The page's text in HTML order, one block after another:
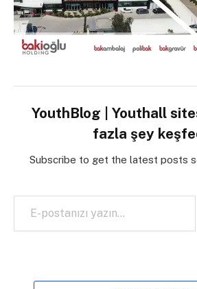
YouthBlog | Youthall
fazla şey
Subscribe to get the latest posts
E-postanızı yazın…